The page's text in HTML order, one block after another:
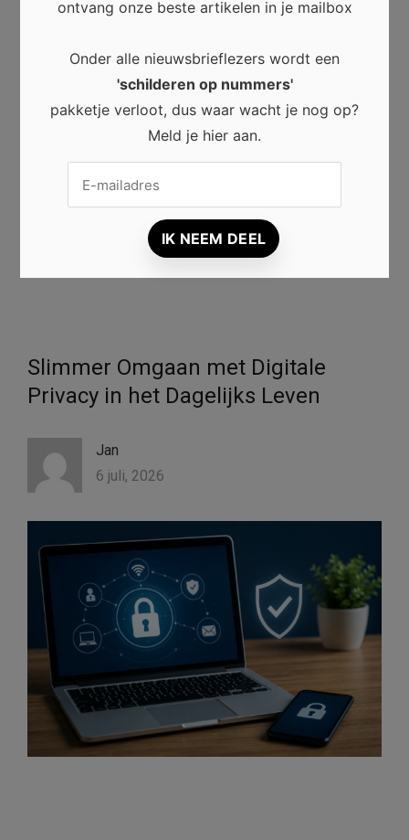
ontmoetingsplaats voor kunstenaars, verzamelaars en
stimuleren culturele activiteiten en maken kunst
toegankelijk voor een breed publiek.
Daarnaast zorgen persoonlijke ontmoetingen,
ervoor dat bezoekers kunst op een diepere manier
beleven. Wie regelmatig een galerie bezoekt, ontdekt
niet alleen bijzondere kunstwerken, maar draagt ook bij
aan een levendige en creatieve kunstwereld.
Slimmer Omgaan met Digitale
Privacy in het Dagelijks Leven
Jan
6 juli, 2026
ontvang onze beste artikelen in je mailbox
Onder alle nieuwsbrieflezers wordt een
'schilderen op nummers'
pakketje verloot, dus waar wacht je nog op?
Meld je hier aan.